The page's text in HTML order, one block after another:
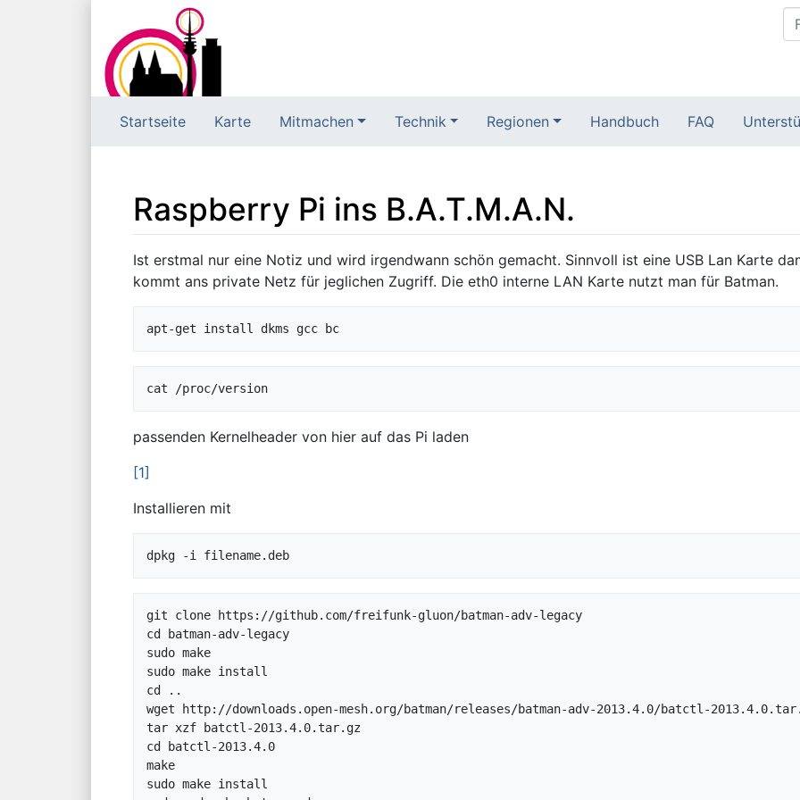
Startseite Karte Mitmachen Technik Regionen Handbuch FAQ
Raspberry Pi ins B.A.T.M.A.N.
Wechseln zu:Navigation,Suche
Ist erstmal nur eine Notiz und wird irgendwann schön gemacht. Sinnvoll ist eine USB Lan Karte
kommt ans private Netz für jeglichen Zugriff. Die eth0 interne LAN Karte nutzt man für Batman.
passenden Kernelheader von hier auf das Pi laden
[1]
Installieren mit
git clone https://github.com/freifunk-gluon/batman-adv-legacy
cd batman-adv-legacy
sudo make
sudo make install
cd ..
wget http://downloads.open-mesh.org/batman/releases/batman-adv-2013.4.0/batctl-
tar xzf batctl-2013.4.0.tar.gz
cd batctl-2013.4.0
make
sudo make install